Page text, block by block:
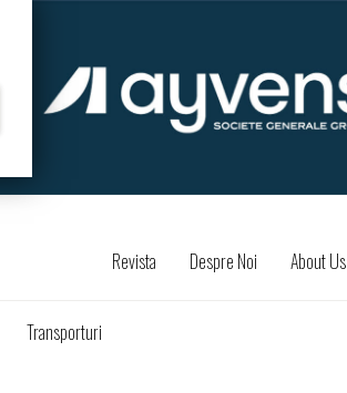
Revista Despre Noi About Us
Transporturi